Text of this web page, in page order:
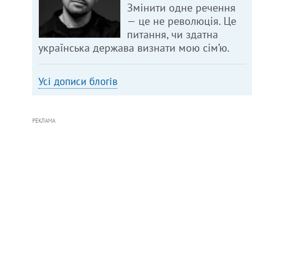
Змінити одне речення
— це не революція. Це
питання, чи здатна
українська держава визнати мою сім’ю.
Усі дописи блогів
РЕКЛАМА